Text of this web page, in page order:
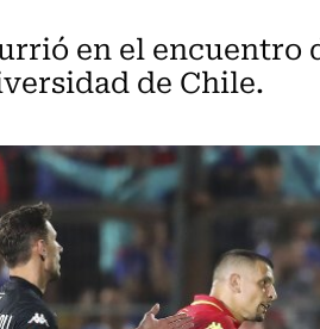
en el encuentro
de Chile.